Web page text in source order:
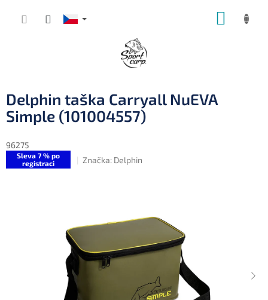
Delphin taška Carryall NuEVA
Simple (101004557)
96275
Sleva 7 % po
registraci
Značka: Delphin